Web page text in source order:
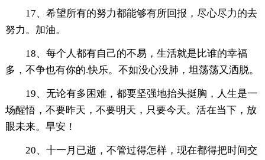
17、希望所有的努力都能够有所回报，尽心尽力的去
努力。加油。
18、每个人都有自己的不易，生活就是比谁的幸福
多，不争也有你的.快乐。不如没心没肺，坦荡荡又洒脱。
19、无论有多困难，都要坚强地抬头挺胸，人生是一
场醒悟，不要昨天，不要明天，只要今天。活在当下，放
眼未来。早安！
20、十一月已逝，不管过得怎样，现在都得把时间交